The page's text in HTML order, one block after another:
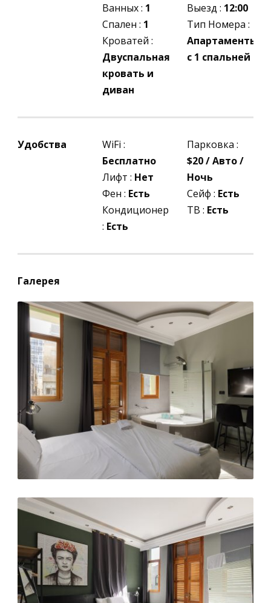
Ванных : 1
Спален : 1
Кроватей :
Двуспальная
кровать и
диван
Выезд : 12:00
Тип Номера :
Апартаменты
с 1 спальней
Удобства
WiFi :
Бесплатно
Лифт : Нет
Фен : Есть
Кондиционер
: Есть
Парковка :
$20 / Авто /
Ночь
Сейф : Есть
ТВ : Есть
Галерея